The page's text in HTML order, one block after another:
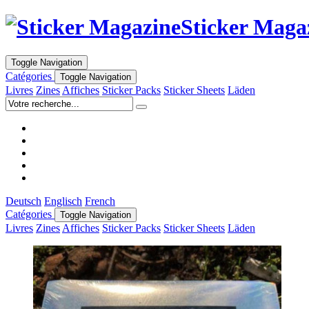
Sticker
Toggle Navigation
Catégories Toggle Navigation
Livres Zines Affiches Sticker Packs Sticker Sheets Läden
Deutsch Englisch French
Catégories
Toggle Navigation
Livres Zines Affiches Sticker Packs Sticker Sheets Läden